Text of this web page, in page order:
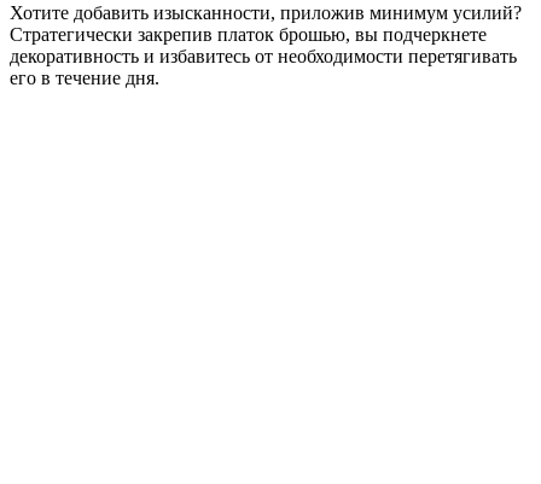
Хотите добавить изысканности, приложив минимум усилий?
Стратегически закрепив платок брошью, вы подчеркнете
декоративность и избавитесь от необходимости перетягивать
его в течение дня.